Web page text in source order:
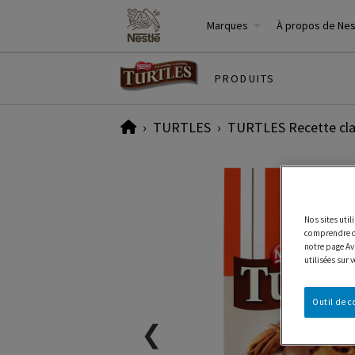
Marques À propos de
PRODUITS
HomeTURTLES TURTLES Recette
❮
Nos sites
comprendre
notre page
utilisées sur
Outil de